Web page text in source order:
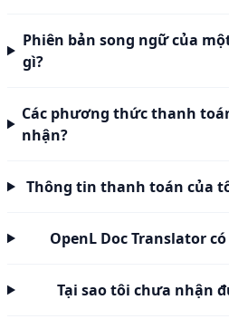
Phiên bản song ngữ của
gì?
Các phương thức thanh
nhận?
Thông tin thanh toán của
OpenL Doc Translator
Tại sao tôi chưa nhận